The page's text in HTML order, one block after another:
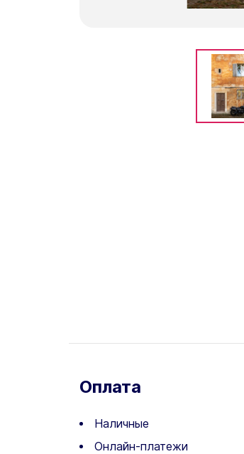
Оплата
Наличные
Онлайн-платежи